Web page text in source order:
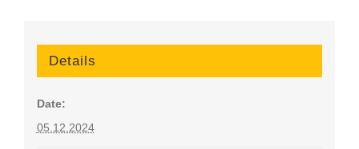
Details
Date:
05.12.2024